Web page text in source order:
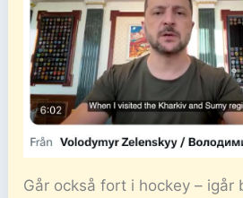
Går också fort i hockey – igår